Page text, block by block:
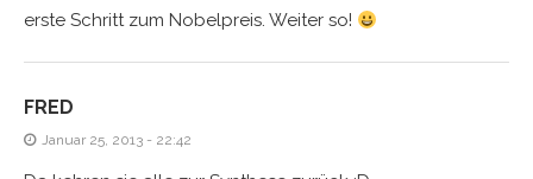
erste Schritt zum Nobelpreis. Weiter so!
FRED
Januar 25, 2013 - 22:42